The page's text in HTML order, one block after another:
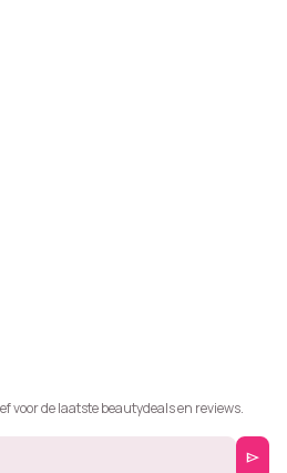
voor de laatste beautydeals en reviews.
send